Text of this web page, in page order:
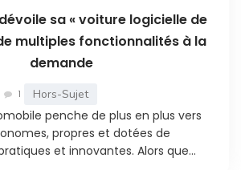
sa « voiture logicielle de
multiples fonctionnalités à la
demande
1 Hors-Sujet
penche de plus en plus vers
propres et dotées de
et innovantes. Alors que...